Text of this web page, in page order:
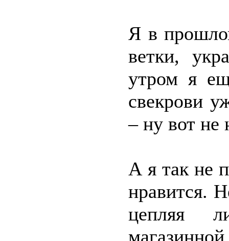
Я в
ветки,
утром я
свекрови
– ну вот не
А я так не
нравится.
цепляя